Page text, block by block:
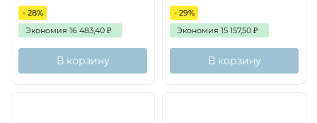
- 28%
Экономия 16 483,40 ₽
В корзину
- 29%
Экономия 15 157,50 ₽
В корзину